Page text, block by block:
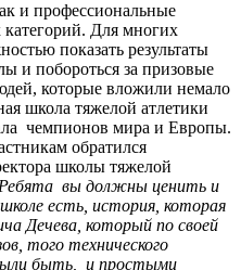
и профессиональные
Для многих
показать результаты
и побороться за призовые
которые вложили немало
школа тяжелой атлетики
чемпионов мира и Европы.
обратился
школы тяжелой
вы должны ценить и
есть, история, которая
Дечева, который по своей
того технического
быть, и простыми